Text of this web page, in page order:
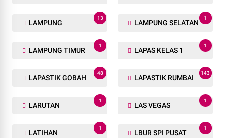
LAMPUNG
13
LAMPUNG SELATAN
1
LAMPUNG TIMUR
1
LAPAS KELAS 1
1
LAPASTIK GOBAH
48
LAPASTIK RUMBAI
143
LARUTAN
1
LAS VEGAS
1
LATIHAN
1
LBUR SPI PUSAT
1